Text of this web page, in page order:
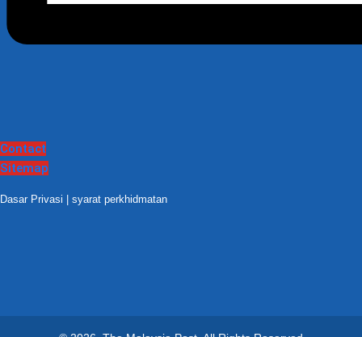
Contact
Sitemap
Dasar Privasi syarat perkhidmatan